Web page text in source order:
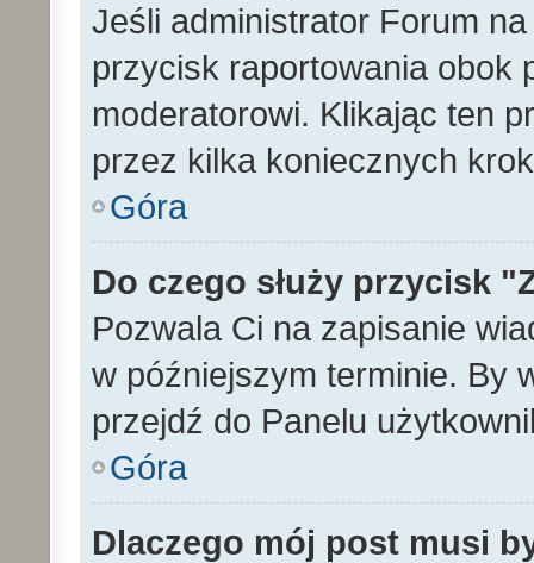
Jeśli administrator Forum
przycisk raportowania obok
moderatorowi. Klikając ten
przez kilka koniecznych
Góra
Do czego służy przycisk
Pozwala Ci na zapisanie
w późniejszym terminie. By
przejdź do Panelu
Góra
Dlaczego mój post musi